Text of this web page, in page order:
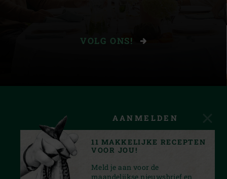
VOLG ONS!
AANMELDEN
11 MAKKELIJKE RECEPTEN
VOOR JOU!
Meld je aan voor de
maandelijkse nieuwsbrief en